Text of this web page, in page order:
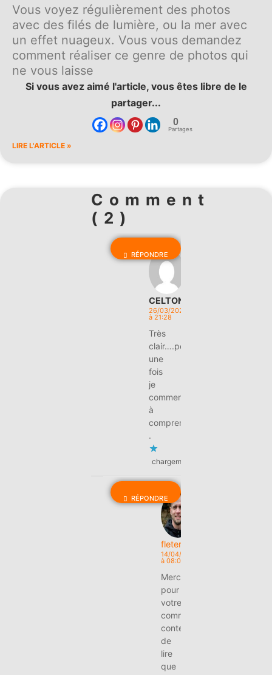
Vous voyez régulièrement des photos
avec des filés de lumière, ou la mer avec
un effet nuageux. Vous vous demandez
comment réaliser ce genre de photos qui
ne vous laisse
Si vous avez aimé l'article, vous êtes libre de le
partager...
0
Partages
LIRE L'ARTICLE »
Comment
(2)
CELTON
26/03/2026
à 21:28
Très
clair….pour
une
fois
je
commence
à
comprendre
.
chargement…
RÉPONDRE
fletertre
14/04/2026
à 08:08
Merci
pour
votre
commentaire…
content
de
lire
que
RÉPONDRE